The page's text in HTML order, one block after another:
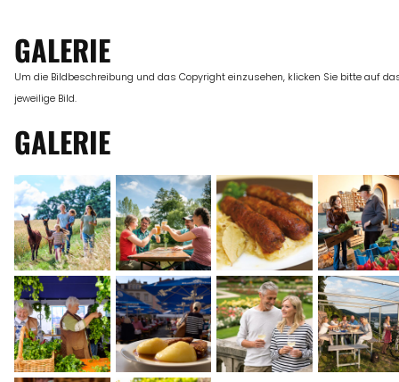
GALERIE
Um die Bildbeschreibung und das Copyright einzusehen, klicken Sie bitte auf
jeweilige Bild.
GALERIE